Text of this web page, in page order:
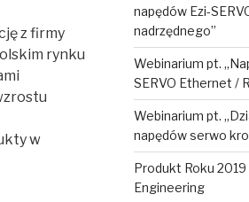
z firmy
rynku
w
napędów Ezi-
nadrzędnego”
Webinarium pt.
SERVO Ethernet /
Webinarium pt.
napędów serwo
Produkt Roku
Engineering